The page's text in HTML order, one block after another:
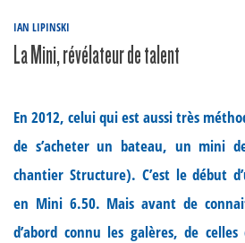
IAN LIPINSKI
La Mini, révélateur de talent
En 2012, celui qui est aussi très
de s’acheter un bateau, un mini
chantier Structure). C’est le début
en Mini 6.50. Mais avant de
d’abord connu les galères, de